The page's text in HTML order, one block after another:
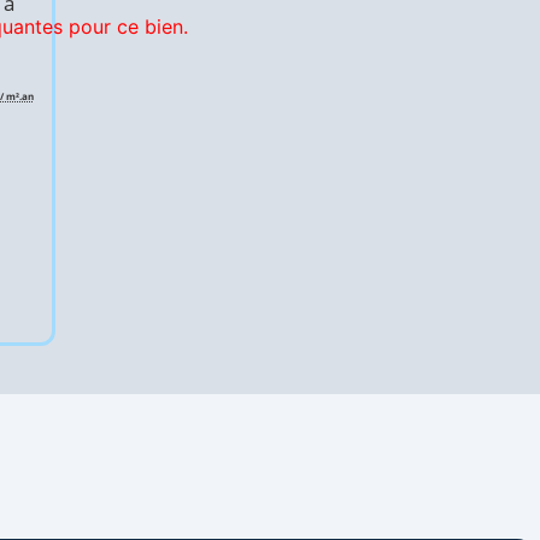
m².an
pour ce bien.